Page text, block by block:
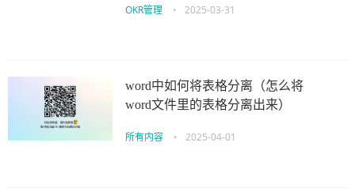
OKR管理 • 2025-03-31
word中如何将表格分离（怎么将
word文件里的表格分离出来）
所有内容 • 2025-04-01